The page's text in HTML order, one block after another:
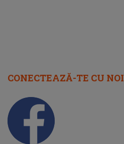
CONECTEAZĂ-TE CU NOI